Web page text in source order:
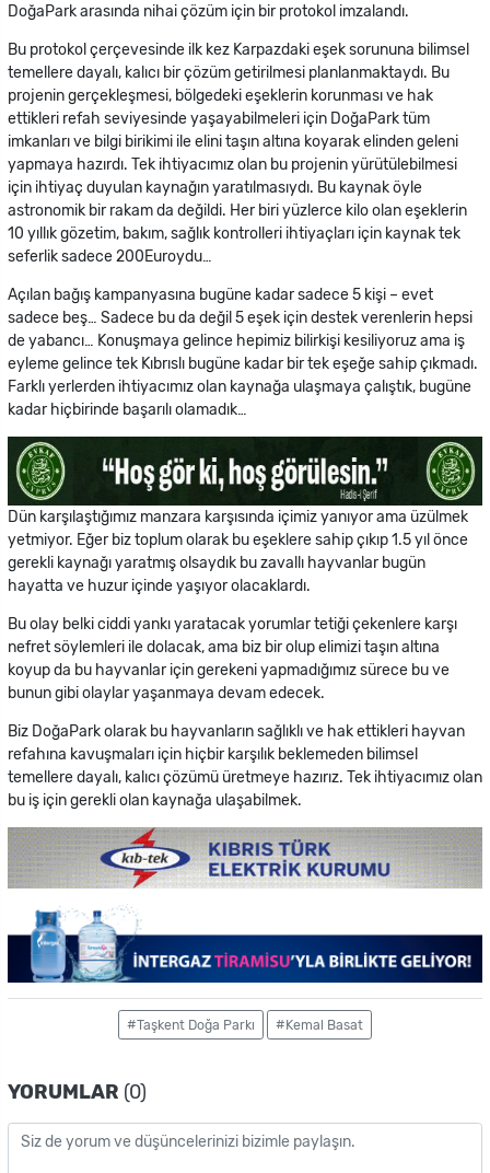
DoğaPark arasında nihai çözüm için bir protokol imzalandı.
Bu protokol çerçevesinde ilk kez Karpazdaki eşek sorununa bilimsel
temellere dayalı, kalıcı bir çözüm getirilmesi planlanmaktaydı. Bu
projenin gerçekleşmesi, bölgedeki eşeklerin korunması ve hak
ettikleri refah seviyesinde yaşayabilmeleri için DoğaPark tüm
imkanları ve bilgi birikimi ile elini taşın altına koyarak elinden geleni
yapmaya hazırdı. Tek ihtiyacımız olan bu projenin yürütülebilmesi
için ihtiyaç duyulan kaynağın yaratılmasıydı. Bu kaynak öyle
astronomik bir rakam da değildi. Her biri yüzlerce kilo olan eşeklerin
10 yıllık gözetim, bakım, sağlık kontrolleri ihtiyaçları için kaynak tek
seferlik sadece 200Euroydu…
Açılan bağış kampanyasına bugüne kadar sadece 5 kişi – evet
sadece beş… Sadece bu da değil 5 eşek için destek verenlerin hepsi
de yabancı… Konuşmaya gelince hepimiz bilirkişi kesiliyoruz ama iş
eyleme gelince tek Kıbrıslı bugüne kadar bir tek eşeğe sahip çıkmadı.
Farklı yerlerden ihtiyacımız olan kaynağa ulaşmaya çalıştık, bugüne
kadar hiçbirinde başarılı olamadık…
Dün karşılaştığımız manzara karşısında içimiz yanıyor ama üzülmek
yetmiyor. Eğer biz toplum olarak bu eşeklere sahip çıkıp 1.5 yıl önce
gerekli kaynağı yaratmış olsaydık bu zavallı hayvanlar bugün
hayatta ve huzur içinde yaşıyor olacaklardı.
Bu olay belki ciddi yankı yaratacak yorumlar tetiği çekenlere karşı
nefret söylemleri ile dolacak, ama biz bir olup elimizi taşın altına
koyup da bu hayvanlar için gerekeni yapmadığımız sürece bu ve
bunun gibi olaylar yaşanmaya devam edecek.
Biz DoğaPark olarak bu hayvanların sağlıklı ve hak ettikleri hayvan
refahına kavuşmaları için hiçbir karşılık beklemeden bilimsel
temellere dayalı, kalıcı çözümü üretmeye hazırız. Tek ihtiyacımız olan
bu iş için gerekli olan kaynağa ulaşabilmek.
#Taşkent Doğa Parkı #Kemal Basat
YORUMLAR (0)